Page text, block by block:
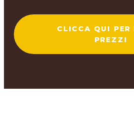
CLICCA QUI PER
PREZZI